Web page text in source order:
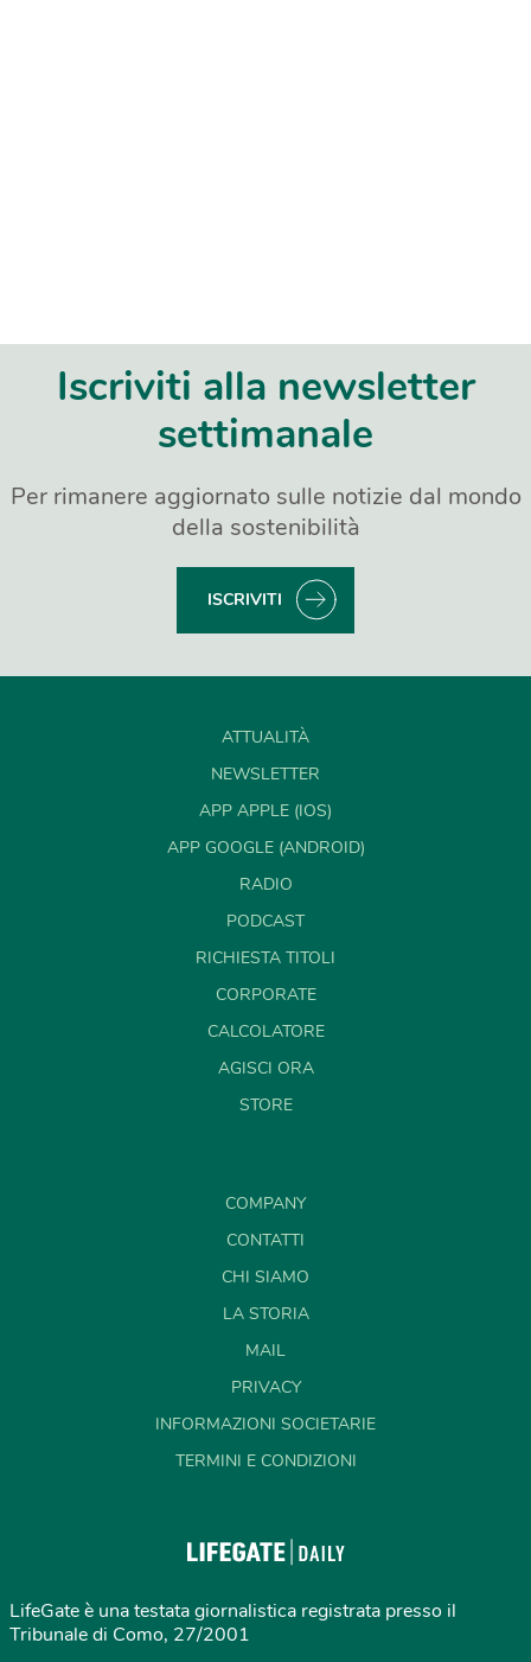
Iscriviti alla newsletter
settimanale
Per rimanere aggiornato sulle notizie dal mondo
della sostenibilità
ISCRIVITI
ATTUALITÀ
NEWSLETTER
APP APPLE (IOS)
APP GOOGLE (ANDROID)
RADIO
PODCAST
RICHIESTA TITOLI
CORPORATE
CALCOLATORE
AGISCI ORA
STORE
COMPANY
CONTATTI
CHI SIAMO
LA STORIA
MAIL
PRIVACY
INFORMAZIONI SOCIETARIE
TERMINI E CONDIZIONI
LifeGate è una testata giornalistica registrata presso il
Tribunale di Como, 27/2001